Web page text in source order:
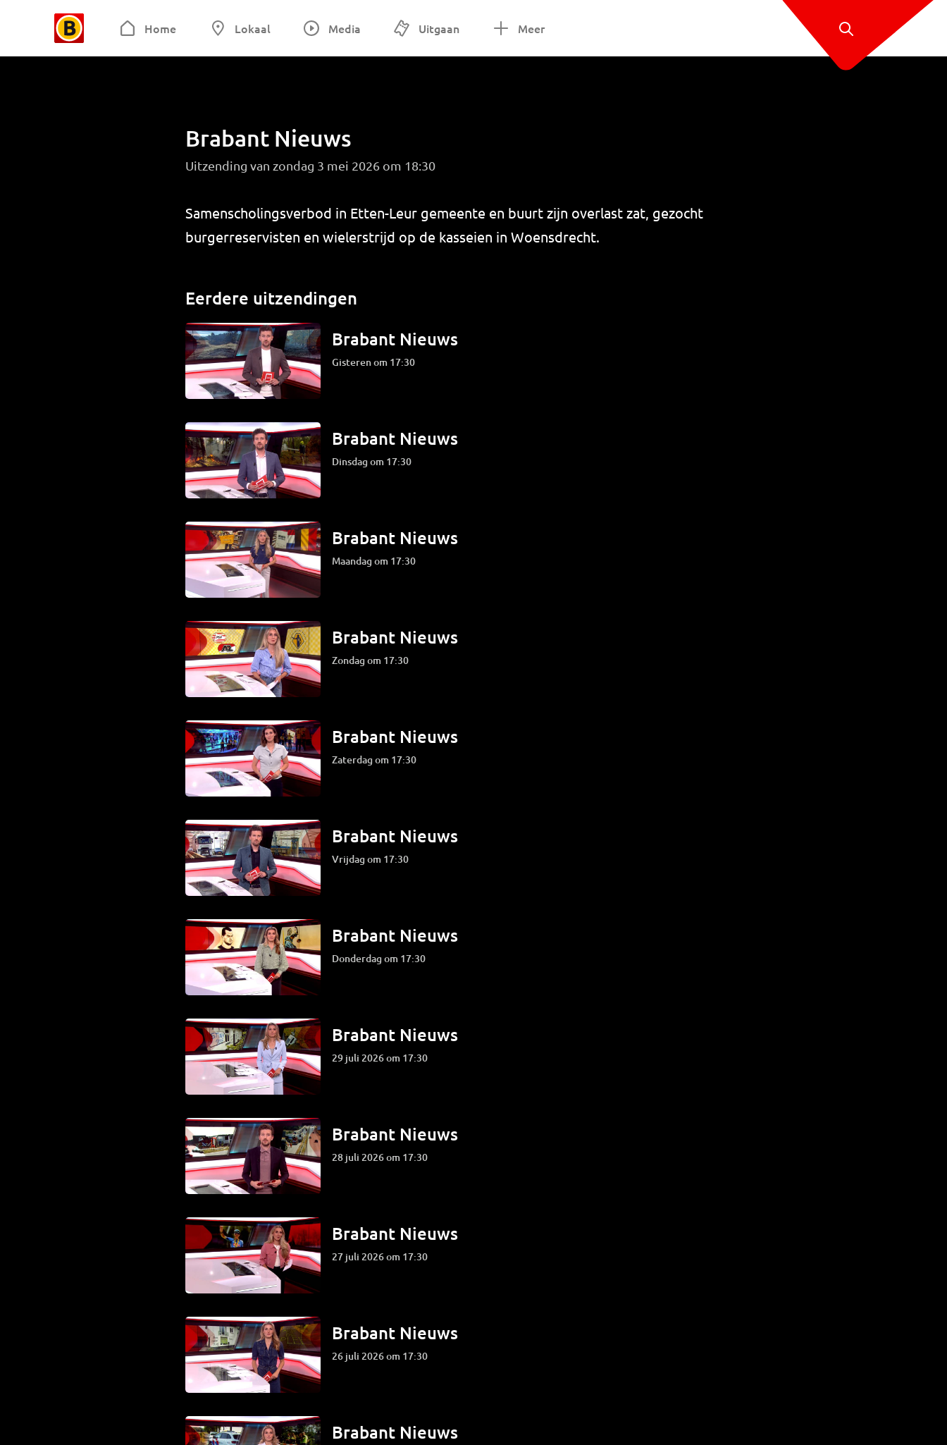
Home Lokaal Media Uitgaan Meer
Brabant Nieuws
Uitzending van zondag 3 mei 2026 om 18:30
Samenscholingsverbod in Etten-Leur gemeente en buurt zijn overlast zat, gezocht
burgerreservisten en wielerstrijd op de kasseien in Woensdrecht.
Eerdere uitzendingen
Brabant Nieuws
Gisteren om 17:30
Brabant Nieuws
dinsdag om 17:30
Brabant Nieuws
maandag om 17:30
Brabant Nieuws
zondag om 17:30
Brabant Nieuws
zaterdag om 17:30
Brabant Nieuws
vrijdag om 17:30
Brabant Nieuws
donderdag om 17:30
Brabant Nieuws
29 juli 2026 om 17:30
Brabant Nieuws
28 juli 2026 om 17:30
Brabant Nieuws
27 juli 2026 om 17:30
Brabant Nieuws
26 juli 2026 om 17:30
Brabant Nieuws